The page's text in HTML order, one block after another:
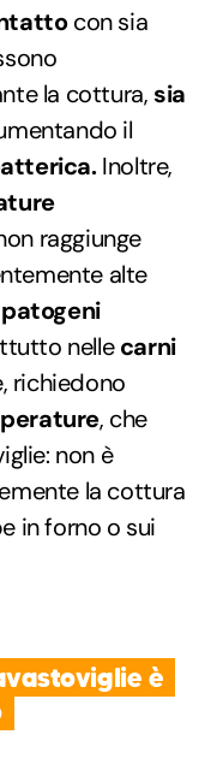
con sia
la cottura, sia
il
Inoltre,
raggiunge
alte
nellecarni
richiedono
, che
non è
la cottura
in forno o sui
è